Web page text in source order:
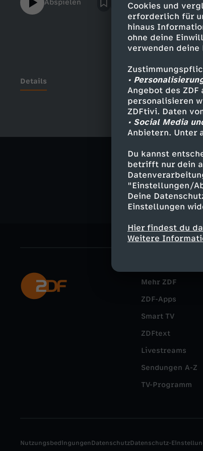
Cookies und
erforderlich für
hinaus
ohne deine
verwenden deine
•
Angebot des
personalisieren
ZDFtivi. Daten
• Social Media
Anbietern. Unter
Du kannst
betrifft nur dein
"Einstellungen/
Deine
Einstellungen
Hier findest du
Weitere
wisst ihr, dass Adolf Hitler weder die
erfunden hat, was Konrad Adenauer
Straßen zu tun hat und ob die DDR
Abspielen
Details
Mehr ZDF
ZDF-Apps
Smart TV
ZDFtext
Livestreams
Sendungen A-Z
TV-Programm
NutzungsbedingungenDatenschutzDatenschutz-